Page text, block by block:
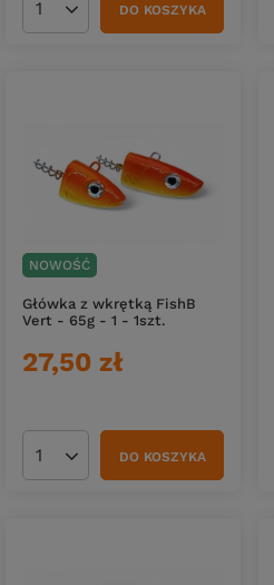
Ilość produktówDO KOSZYKA
NOWOŚĆ
Główka z wkrętką FishB
Vert - 65g - 1 - 1szt.
27,50 zł
Ilość produktówDO KOSZYKA